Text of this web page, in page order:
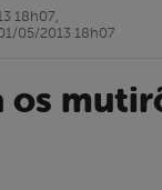
18h07,
05/2013 18h07